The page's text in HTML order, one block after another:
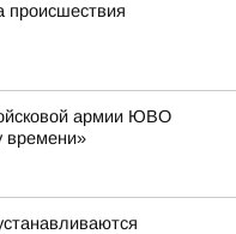
происшествия
армии ЮВО
времени»